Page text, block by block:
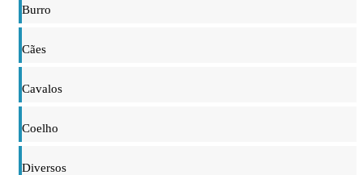
Burro
Cães
Cavalos
Coelho
Diversos